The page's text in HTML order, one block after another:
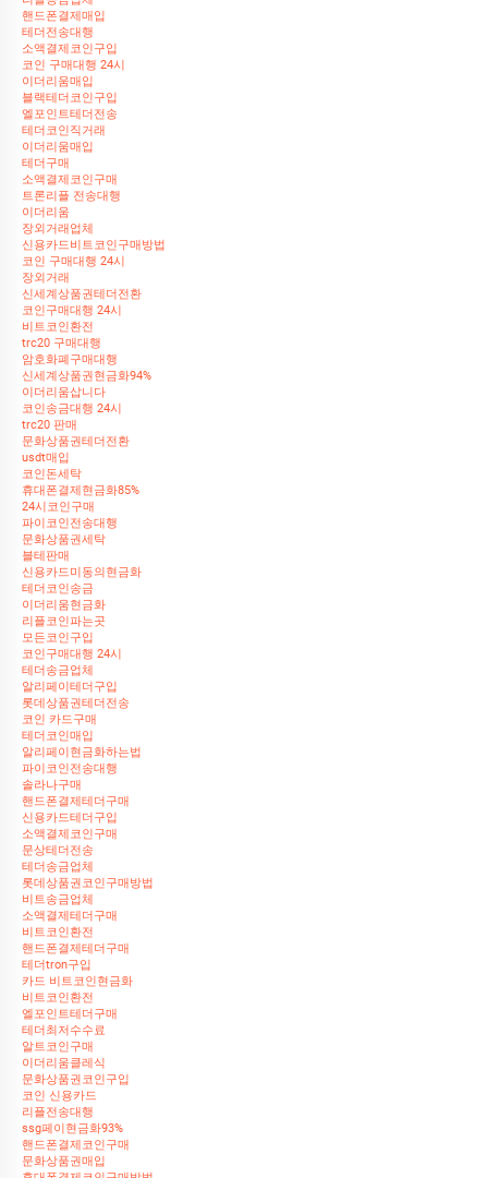
핸드폰결제매입
테더전송대행
소액결제코인구입
코인 구매대행 24시
이더리움매입
블랙테더코인구입
엘포인트테더전송
테더코인직거래
이더리움매입
테더구매
소액결제코인구매
트론리플 전송대행
이더리움
장외거래업체
신용카드비트코인구매방법
코인 구매대행 24시
장외거래
신세계상품권테더전환
코인구매대행 24시
비트코인환전
trc20 구매대행
암호화폐구매대행
신세계상품권현금화94%
이더리움삽니다
코인송금대행 24시
trc20 판매
문화상품권테더전환
usdt매입
코인돈세탁
휴대폰결제현금화85%
24시코인구매
파이코인전송대행
문화상품권세탁
블테판매
신용카드미동의현금화
테더코인송금
이더리움현금화
리플코인파는곳
모든코인구입
코인구매대행 24시
테더송금업체
알리페이테더구입
롯데상품권테더전송
코인 카드구매
테더코인매입
알리페이현금화하는법
파이코인전송대행
솔라나구매
핸드폰결제테더구매
신용카드테더구입
소액결제코인구매
문상테더전송
테더송금업체
롯데상품권코인구매방법
비트송금업체
소액결제테더구매
비트코인환전
핸드폰결제테더구매
테더tron구입
카드 비트코인현금화
비트코인환전
엘포인트테더구매
테더최저수수료
알트코인구매
이더리움클레식
문화상품권코인구입
코인 신용카드
리플전송대행
ssg페이현금화93%
핸드폰결제코인구매
문화상품권매입